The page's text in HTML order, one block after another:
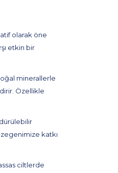
olarak öne
etkin bir
minerallerle
Özellikle
katkı
ciltlerde